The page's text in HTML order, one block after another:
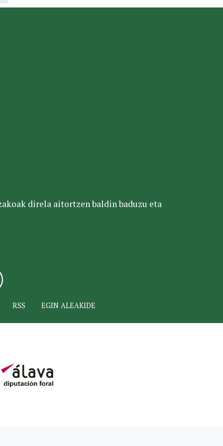
direla aitortzen baldin baduzu eta
RSS EGIN ALEAKIDE